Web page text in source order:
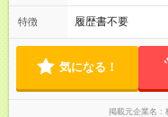
特徴 履歴書不要
気になる！
掲載元企業名